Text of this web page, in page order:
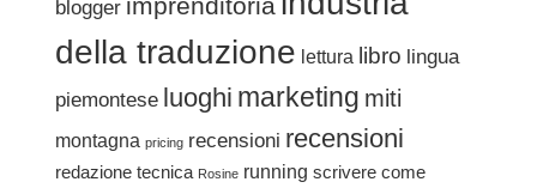
blogger
della traduzione lettura libro lingua
piemontese luoghi marketing miti
montagna pricing recensioni recensioni
redazione tecnica Rosine running scrivere come